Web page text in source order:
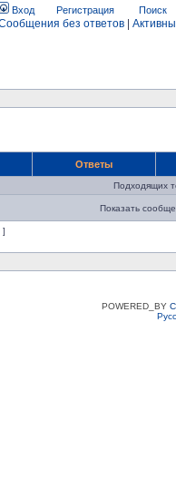
Вход Регистрация Поиск
без ответов
Ответы
Подходящих
Показать
]
POWERED_BY